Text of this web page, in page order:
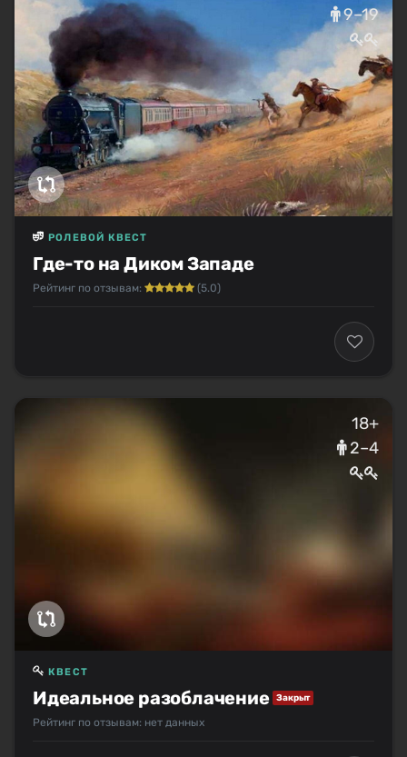
9–19
Где-то на Диком Западе
РОЛЕВОЙ КВЕСТ
Рейтинг по отзывам: (5.0)
18+
2–4
Идеальное разоблачение Закрыт
КВЕСТ
Рейтинг по отзывам: нет данных